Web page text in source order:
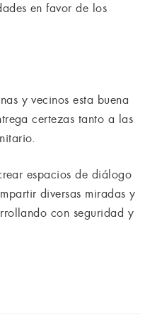
en favor de los
y vecinos esta buena
certezas tanto a las
espacios de diálogo
diversas miradas y
con seguridad y